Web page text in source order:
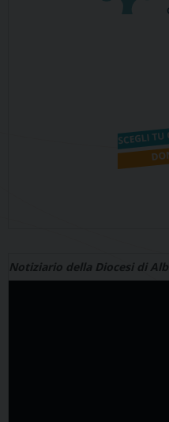
Notiziario della Diocesi di